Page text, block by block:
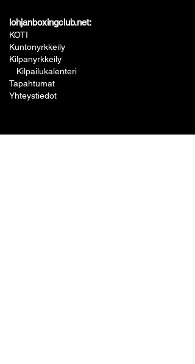
lohjanboxingclub.net:
KOTI
Kuntonyrkkeily
Kilpanyrkkeily
Kilpailukalenteri
Tapahtumat
Yhteystiedot